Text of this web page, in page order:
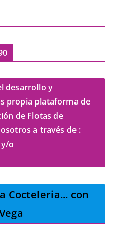
desarrollo y
propia plataforma de
de Flotas de
a través de :
o
Cocteleria... con